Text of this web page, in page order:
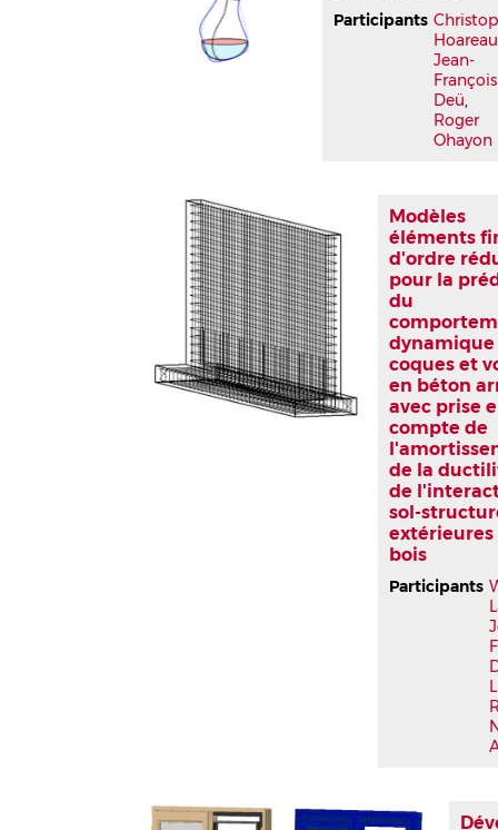
Participants
Hoareau
Jean-
François
Deü,
Roger
Ohayon
Modèles
éléments
d'ordre
pour la
du
dynamique
coques et
en béton
avec prise
compte de
de la
de
sol-
extérieures
bois
Participants